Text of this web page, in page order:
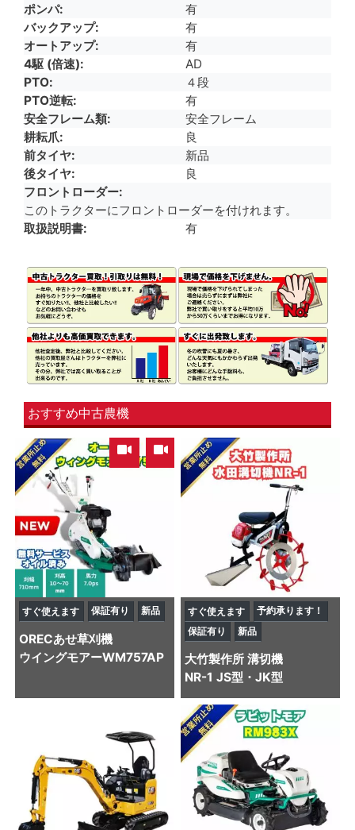
ポンパ
有
バックアップ
有
オートアップ
有
4駆 (倍速)
AD
PTO
４段
PTO逆転
有
安全フレーム類
安全フレーム
耕耘爪
良
前タイヤ
新品
後タイヤ
良
フロントローダー
このトラクターにフロントローダーを付けれます。
取扱説明書
有
おすすめ中古農機
すぐ使えます 保証有り 新品
ORECあせ草刈機
ウイングモアーWM757AP
すぐ使えます
予約承ります！
保証有り
新品
大竹製作所 溝切機
NR-1 JS型・JK型